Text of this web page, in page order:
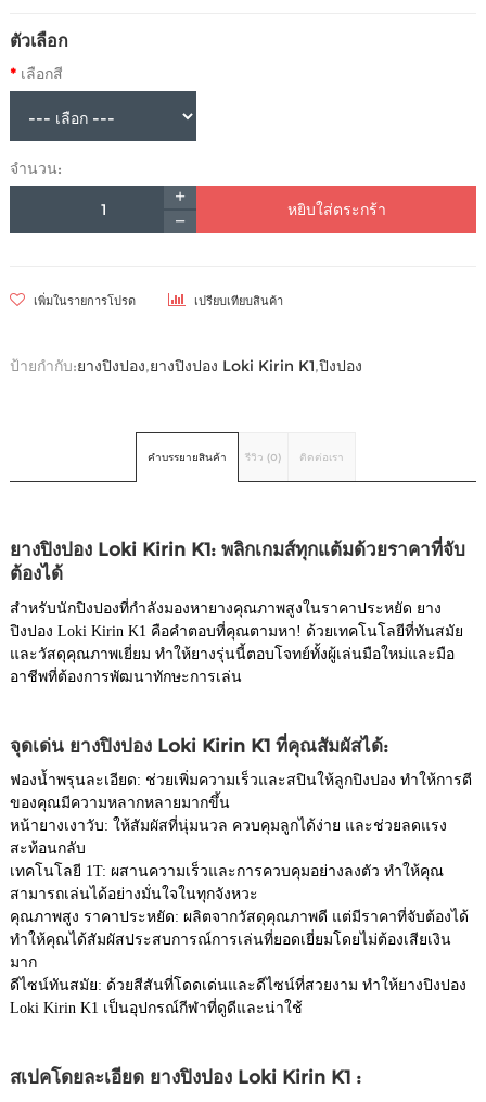
ตัวเลือก
เลือกสี
จำนวน:
หยิบใส่ตระกร้า
เพิ่มในรายการโปรด เปรียบเทียบสินค้า
ป้ายกำกับ:ยางปิงปอง,ยางปิงปอง Loki Kirin K1,ปิงปอง
คำบรรยายสินค้า รีวิว (0) ติดต่อเรา
ยางปิงปอง Loki Kirin K1: พลิกเกมส์ทุกแต้มด้วยราคาที่จับ
ต้องได้
สำหรับนักปิงปองที่กำลังมองหายางคุณภาพสูงในราคาประหยัด ยาง
ปิงปอง Loki Kirin K1 คือคำตอบที่คุณตามหา! ด้วยเทคโนโลยีที่ทันสมัย
และวัสดุคุณภาพเยี่ยม ทำให้ยางรุ่นนี้ตอบโจทย์ทั้งผู้เล่นมือใหม่และมือ
อาชีพที่ต้องการพัฒนาทักษะการเล่น
จุดเด่น ยางปิงปอง Loki Kirin K1 ที่คุณสัมผัสได้:
ฟองน้ำพรุนละเอียด: ช่วยเพิ่มความเร็วและสปินให้ลูกปิงปอง ทำให้การตี
ของคุณมีความหลากหลายมากขึ้น
หน้ายางเงาวับ: ให้สัมผัสที่นุ่มนวล ควบคุมลูกได้ง่าย และช่วยลดแรง
สะท้อนกลับ
เทคโนโลยี 1T: ผสานความเร็วและการควบคุมอย่างลงตัว ทำให้คุณ
สามารถเล่นได้อย่างมั่นใจในทุกจังหวะ
คุณภาพสูง ราคาประหยัด: ผลิตจากวัสดุคุณภาพดี แต่มีราคาที่จับต้องได้
ทำให้คุณได้สัมผัสประสบการณ์การเล่นที่ยอดเยี่ยมโดยไม่ต้องเสียเงิน
มาก
ดีไซน์ทันสมัย: ด้วยสีสันที่โดดเด่นและดีไซน์ที่สวยงาม ทำให้ยางปิงปอง
Loki Kirin K1 เป็นอุปกรณ์กีฬาที่ดูดีและน่าใช้
สเปคโดยละเอียด ยางปิงปอง Loki Kirin K1 :